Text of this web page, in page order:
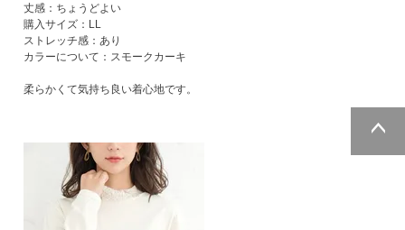
丈感：ちょうどよい
購入サイズ：LL
ストレッチ感：あり
カラーについて：スモークカーキ
柔らかくて気持ち良い着心地です。